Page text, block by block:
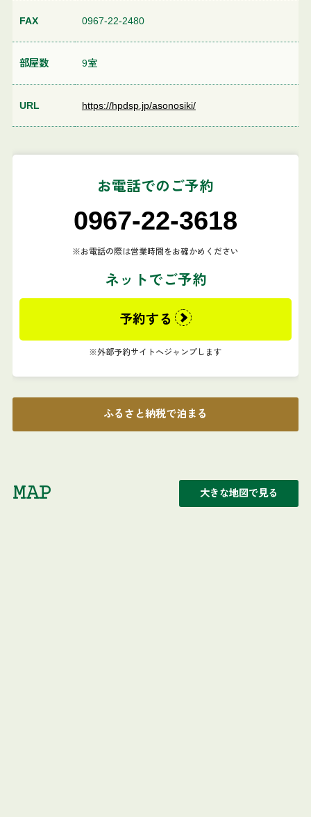
FAX 0967-22-2480
部屋数 9室
URL https://hpdsp.jp/asonosiki/
お電話でのご予約
0967-22-3618
お電話の際は営業時間をお確かめください
ネットでご予約
予約する
外部予約サイトへジャンプします
ふるさと納税で泊まる
MAP 大きな地図で見る